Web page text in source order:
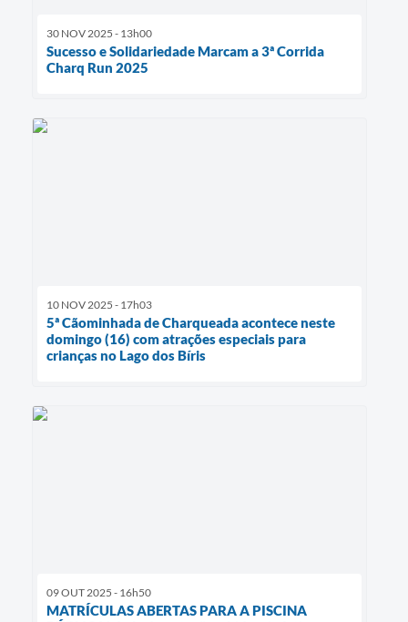
30 NOV 2025 - 13h00
Sucesso e Solidariedade Marcam a 3ª Corrida
Charq Run 2025
10 NOV 2025 - 17h03
5ª Cãominhada de Charqueada acontece neste
domingo (16) com atrações especiais para
crianças no Lago dos Bíris
09 OUT 2025 - 16h50
MATRÍCULAS ABERTAS PARA A PISCINA